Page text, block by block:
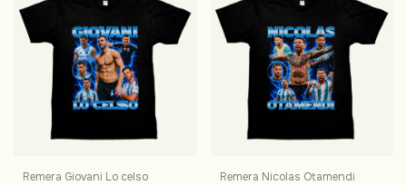
Remera Giovani Lo celso
Remera Nicolas Otamendi